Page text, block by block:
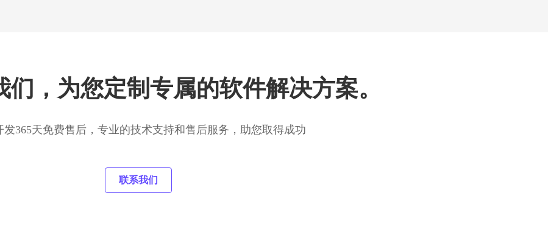
们，为您定制专属的软件解决方案。
发365天免费售后，专业的技术支持和售后服务，助您取得成功
联系我们